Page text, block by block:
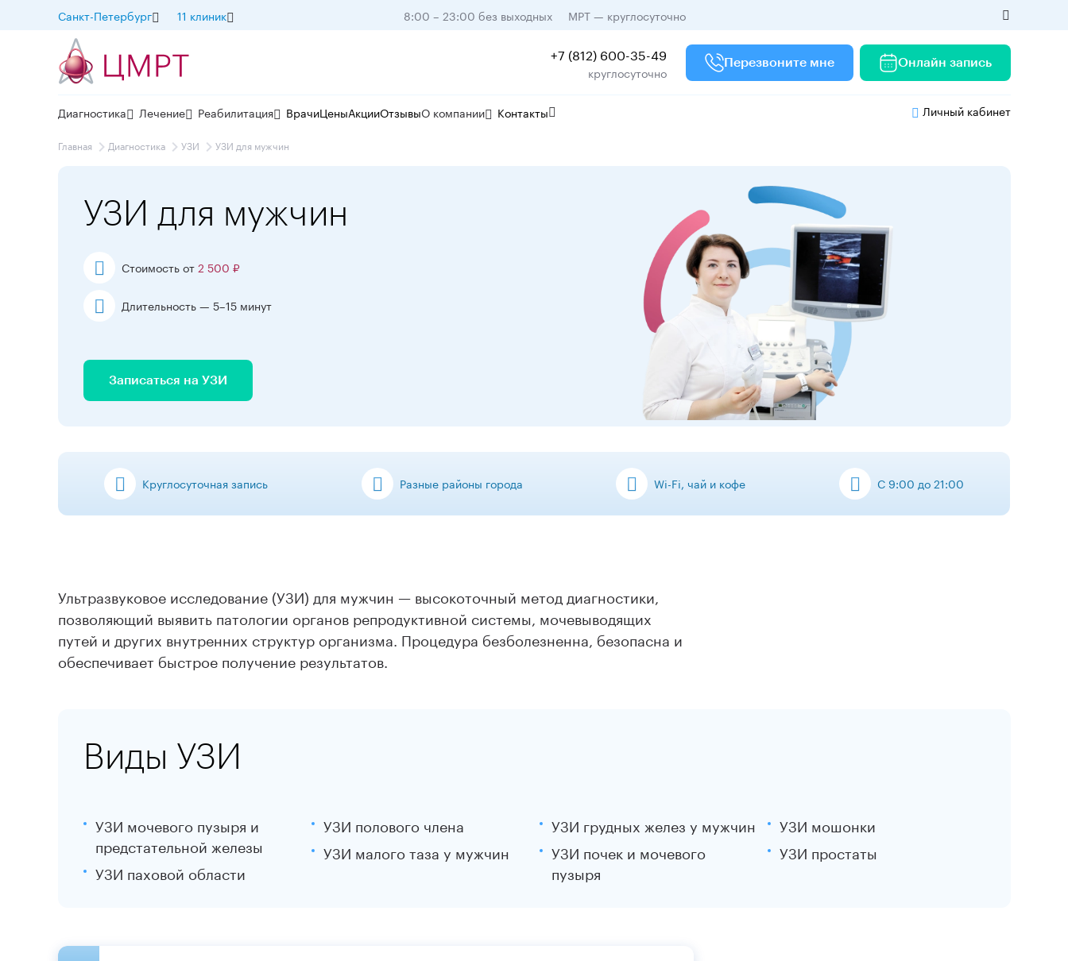
Санкт-Петербург 11 клиник 8:00 – 23:00 без выходных МРТ — круглосуточно
+7 (812) 600-35-49
круглосуточно
Перезвоните мне Онлайн запись
Диагностика Лечение Реабилитация ВрачиЦеныАкцииОтзывыО компании Контакты Личный кабинет
Главная Диагностика УЗИ УЗИ для мужчин
УЗИ для мужчин
Стоимость от2 500 ₽
Длительность — 5–15 минут
Записаться на УЗИ
Круглосуточная запись Разные районы города Wi-Fi, чай и кофе С 9:00 до 21:00
Ультразвуковое исследование (УЗИ) для мужчин — высокоточный метод диагностики,
позволяющий выявить патологии органов репродуктивной системы, мочевыводящих
путей и других внутренних структур организма. Процедура безболезненна, безопасна и
обеспечивает быстрое получение результатов.
Виды УЗИ
УЗИ мочевого пузыря и
предстательной железы
УЗИ паховой области
УЗИ полового члена
УЗИ малого таза у мужчин
УЗИ грудных желез у мужчин
УЗИ почек и мочевого
пузыря
УЗИ мошонки
УЗИ простаты